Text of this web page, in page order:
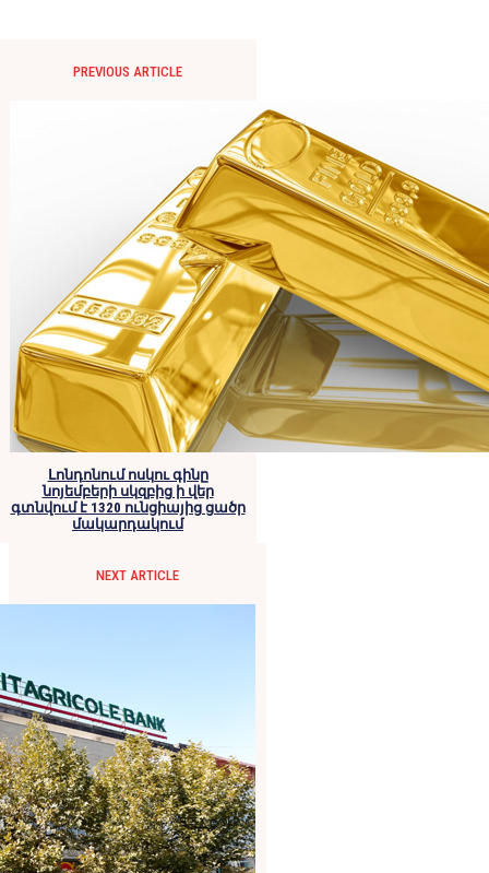
PREVIOUS ARTICLE
Լոնդոնում ոսկու գինը
նոյեմբերի սկզբից ի վեր
գտնվում է 1320 ունցիայից ցածր
մակարդակում
NEXT ARTICLE